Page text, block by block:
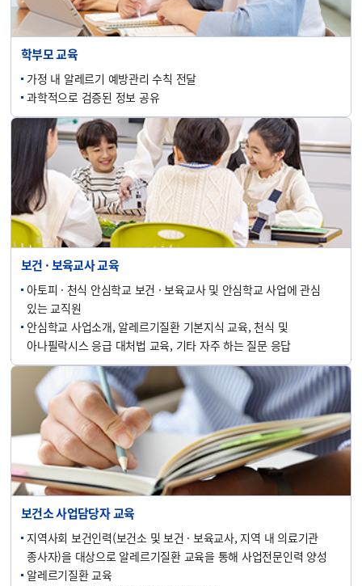
학부모 교육
가정 내 알레르기 예방관리 수칙 전달
과학적으로 검증된 정보 공유
보건 · 보육교사 교육
아토피 · 천식 안심학교 보건 · 보육교사 및 안심학교 사업에 관심
있는 교직원
안심학교 사업소개, 알레르기질환 기본지식 교육, 천식 및
아나필락시스 응급 대처법 교육, 기타 자주 하는 질문 응답
보건소 사업담당자 교육
지역사회 보건인력(보건소 및 보건 · 보육교사, 지역 내 의료기관
종사자)을 대상으로 알레르기질환 교육을 통해 사업전문인력 양성
알레르기질환 교육